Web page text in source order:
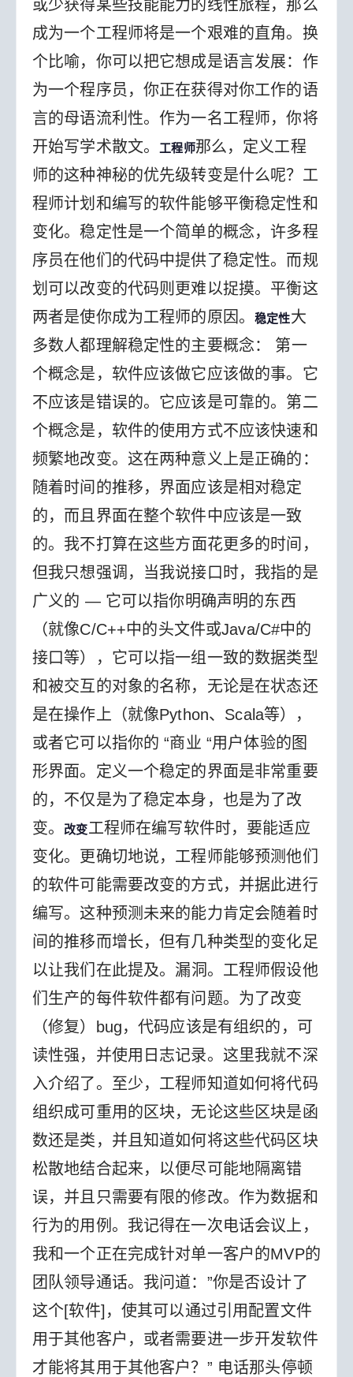
或少获得某些技能能力的线性旅程，那么
成为一个工程师将是一个艰难的直角。换
个比喻，你可以把它想成是语言发展：作
为一个程序员，你正在获得对你工作的语
言的母语流利性。作为一名工程师，你将
开始写学术散文。
工程师那么，定义工程
师的这种神秘的优先级转变是什么呢？工
程师计划和编写的软件能够平衡稳定性和
变化。稳定性是一个简单的概念，许多程
序员在他们的代码中提供了稳定性。而规
划可以改变的代码则更难以捉摸。平衡这
两者是使你成为工程师的原因。稳定性大
多数人都理解稳定性的主要概念： 第一
个概念是，软件应该做它应该做的事。它
不应该是错误的。它应该是可靠的。第二
个概念是，软件的使用方式不应该快速和
频繁地改变。这在两种意义上是正确的：
随着时间的推移，界面应该是相对稳定
的，而且界面在整个软件中应该是一致
的。 我不打算在这些方面花更多的时间，
但我只想强调，当我说接口时，我指的是
广义的 — 它可以指你明确声明的东西
（就像C/C++中的头文件或Java/C#中的
接口等），它可以指一组一致的数据类型
和被交互的对象的名称，无论是在状态还
是在操作上（就像Python、Scala等），
或者它可以指你的 “商业 “用户体验的图
形界面。定义一个稳定的界面是非常重要
的，不仅是为了稳定本身，也是为了改
变。
改变工程师在编写软件时，要能适应
变化。更确切地说，工程师能够预测他们
的软件可能需要改变的方式，并据此进行
编写。这种预测未来的能力肯定会随着时
间的推移而增长，但有几种类型的变化足
以让我们在此提及。 漏洞。工程师假设他
们生产的每件软件都有问题。为了改变
（修复）bug，代码应该是有组织的，可
读性强，并使用日志记录。这里我就不深
入介绍了。至少，工程师知道如何将代码
组织成可重用的区块，无论这些区块是函
数还是类，并且知道如何将这些代码区块
松散地结合起来，以便尽可能地隔离错
误，并且只需要有限的修改。 作为数据和
行为的用例。我记得在一次电话会议上，
我和一个正在完成针对单一客户的MVP的
团队领导通话。我问道：”你是否设计了
这个[软件]，使其可以通过引用配置文件
用于其他客户，或者需要进一步开发软件
才能将其用于其他客户？” 电话那头停顿